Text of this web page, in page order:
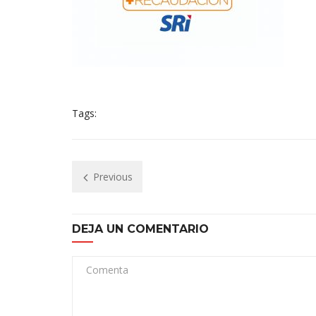
Tags:
Previous
DEJA UN COMENTARIO
Comenta